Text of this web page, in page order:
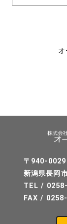
〒940-0029
新潟県長岡
TEL /
FAX /